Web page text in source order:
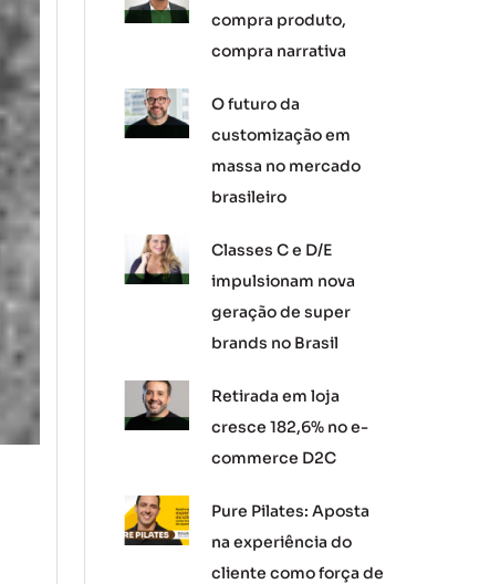
compra produto,
compra narrativa
O futuro da
customização em
massa no mercado
brasileiro
Classes C e D/E
impulsionam nova
geração de super
brands no Brasil
Retirada em loja
cresce 182,6% no e-
commerce D2C
Pure Pilates: Aposta
na experiência do
cliente como força de